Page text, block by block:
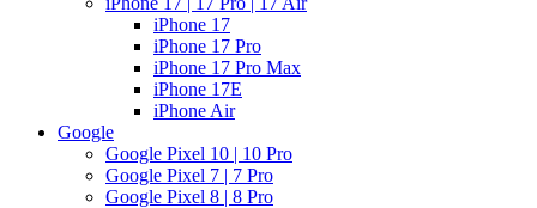
iPhone 17
iPhone 17 Pro
iPhone 17 Pro Max
iPhone 17E
iPhone Air
Google
Google Pixel 10 | 10 Pro
Google Pixel 7 | 7 Pro
Google Pixel 8 | 8 Pro